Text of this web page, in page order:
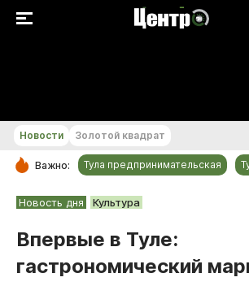
РУБРИКИ
Культура
Происшествия
Новости Золотой квадрат
Важно: Тула предпринимательская
Новость дня Культура
Впервые в Туле:
гастрономический